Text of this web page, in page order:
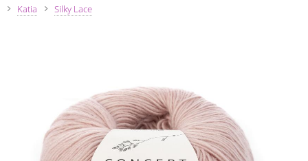
Katia Silky Lace